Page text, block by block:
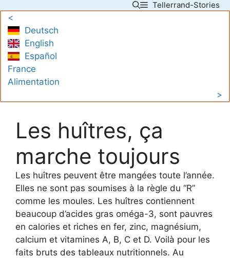
content
Tellerrand-Stories
<
Deutsch
English
Español
France
Alimentation
>
Les huîtres, ça
marche toujours
Les huîtres peuvent être mangées toute l’année.
Elles ne sont pas soumises à la règle du “R”
comme les moules. Les huîtres contiennent
beaucoup d’acides gras oméga-3, sont pauvres
en calories et riches en fer, zinc, magnésium,
calcium et vitamines A, B, C et D. Voilà pour les
faits bruts des tableaux nutritionnels. Au